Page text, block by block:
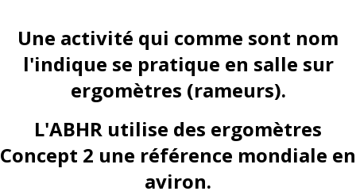
Une activité qui comme sont nom
l'indique se pratique en salle sur
ergomètres (rameurs).
L'ABHR utilise des ergomètres
Concept 2 une référence mondiale en
aviron.